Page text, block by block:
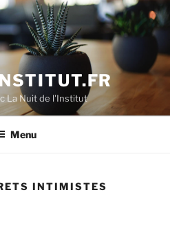
La Nuit de l'Institut
Menu
INTIMISTES